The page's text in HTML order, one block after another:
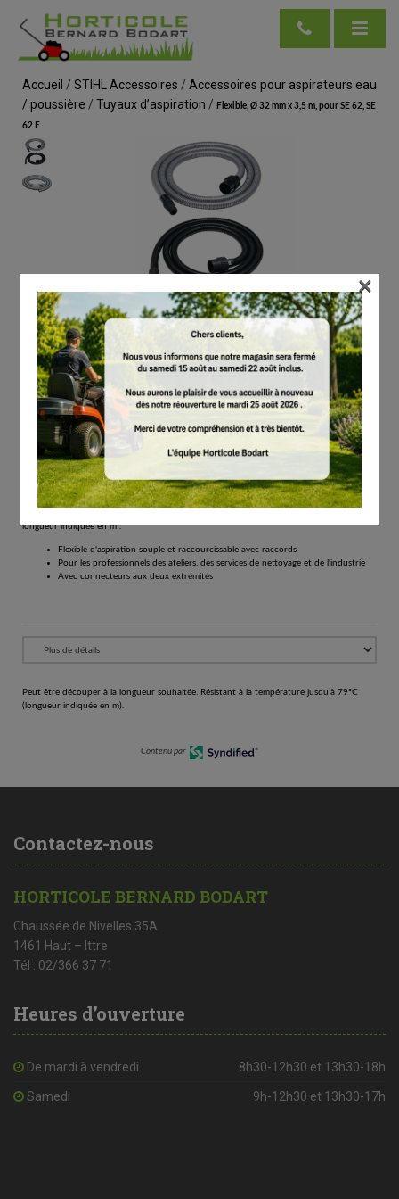
Accueil / STIHL Accessoires / Accessoires pour aspirateurs eau
/ poussière / Tuyaux d’aspiration / Flexible, Ø 32 mm x 3,5 m, pour SE 62, SE
62 E
voir en taille réelle
STIHL
Flexible, Ø 32 mm x 3,5 m, pour SE 62, SE 62 E
# 49015000518
Tuyaux d’aspiration
44.30
Tous les prix comprennent la TVA de 21%.
Réserver
longueur indiquée en m .
Flexible d'aspiration souple et raccourcissable avec raccords
Pour les professionnels des ateliers, des services de nettoyage et de l'industrie
Avec connecteurs aux deux extrémités
Peut être découper à la longueur souhaitée. Résistant à la température jusqu’à 79°C
(longueur indiquée en m).
Contenu par
Contactez-nous
HORTICOLE BERNARD BODART
Chaussée de Nivelles 35A
1461 Haut – Ittre
Tél : 02/366 37 71
Heures d’ouverture
De mardi à vendredi 8h30-12h30 et 13h30-18h
Samedi 9h-12h30 et 13h30-17h
×